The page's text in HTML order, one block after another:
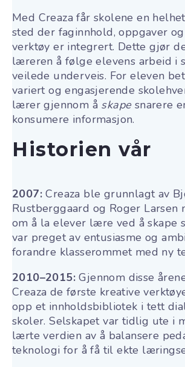
Med Creaza får skolene en
sted der faginnhold, oppgaver
verktøy er integrert. Dette gjør
læreren å følge elevens arbeid i
veilede underveis. For eleven
variert og engasjerende
lærer gjennom å skape snarere
konsumere informasjon.
Historien vår
2007: Creaza ble grunnlagt av
Rustberggaard og Roger Larsen
om å la elever lære ved å skape
var preget av entusiasme og
forandre klasserommet med ny
2010–2015: Gjennom disse
Creaza de første kreative
opp et innholdsbibliotek i tett
skoler. Selskapet var tidlig ute i
lærte verdien av å balansere
teknologi for å få til ekte